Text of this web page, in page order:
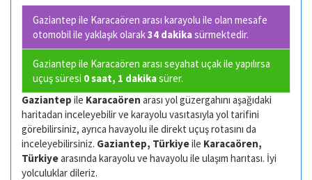
Gaziantep ile Karacaören arası karayolu ile olan mesafe
otomobil ile yaklaşık olarak34 dakikasürmektedir.
Gaziantep ile Karacaören arası seyahat uçak ile yapılırsa
uçuş süresi 0 saat, 1 dakikasürer.
Gaziantep ile Karacaören arası yol güzergahını aşağıdaki
haritadan inceleyebilir ve karayolu vasıtasıyla yol tarifini
görebilirsiniz, ayrıca havayolu ile direkt uçuş rotasını da
inceleyebilirsiniz. Gaziantep, Türkiyeile Karacaören,
Türkiyearasında karayolu ve havayolu ile ulaşım harıtası. İyi
yolculuklar dileriz.